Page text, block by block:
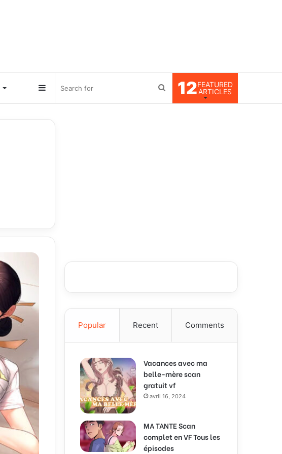
12FEATURED
ARTICLES
Search
Sidebar
Popular Recent Comments
Vacances avec ma
belle-mère scan
gratuit vf
avril 16, 2024
MA TANTE Scan
complet en VF Tous les
épisodes